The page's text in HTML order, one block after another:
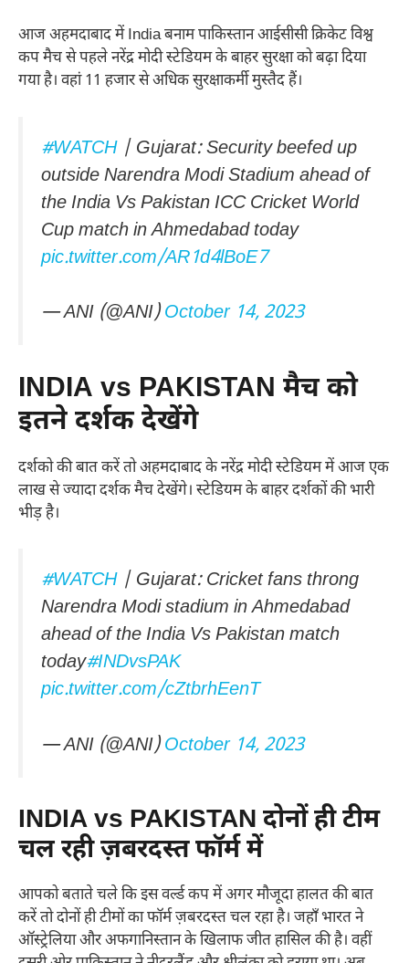
आज अहमदाबाद में India बनाम पाकिस्तान आईसीसी क्रिकेट विश्व
कप मैच से पहले नरेंद्र मोदी स्टेडियम के बाहर सुरक्षा को बढ़ा दिया
गया है। वहां 11 हजार से अधिक सुरक्षाकर्मी मुस्तैद हैं।
#WATCH| Gujarat: Security beefed up
outside Narendra Modi Stadium ahead of
the India Vs Pakistan ICC Cricket World
Cup match in Ahmedabad today
pic.twitter.com/AR1d4lBoE7
— ANI (@ANI)October 14, 2023
INDIA vs PAKISTAN मैच को
इतने दर्शक देखेंगे
दर्शको की बात करें तो अहमदाबाद के नरेंद्र मोदी स्टेडियम में आज एक
लाख से ज्यादा दर्शक मैच देखेंगे। स्टेडियम के बाहर दर्शकों की भारी
भीड़ है।
#WATCH| Gujarat: Cricket fans throng
Narendra Modi stadium in Ahmedabad
ahead of the India Vs Pakistan match
today#INDvsPAK
pic.twitter.com/cZtbrhEenT
— ANI (@ANI)October 14, 2023
INDIA vs PAKISTAN दोनों ही टीम
चल रही ज़बरदस्त फॉर्म में
आपको बताते चले कि इस वर्ल्ड कप में अगर मौजूदा हालत की बात
करें तो दोनों ही टीमों का फॉर्म ज़बरदस्त चल रहा है। जहाँ भारत ने
ऑस्ट्रेलिया और अफगानिस्तान के खिलाफ जीत हासिल की है। वहीं